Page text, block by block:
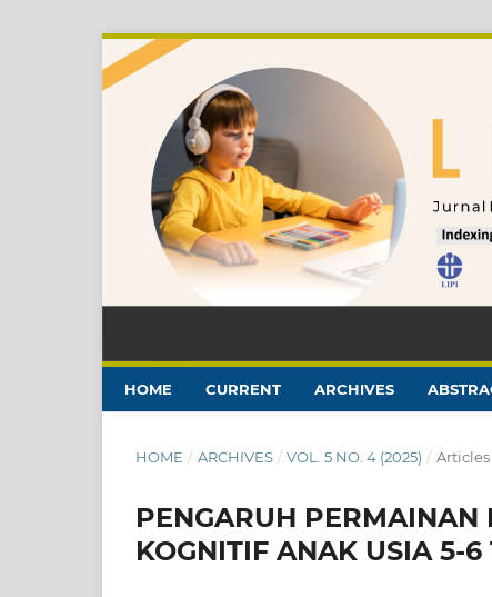
HOME CURRENT ARCHIVES
HOME / ARCHIVES / VOL. 5 NO. 4 (2025) / Articles
PENGARUH
KOGNITIF ANAK USIA 5-6